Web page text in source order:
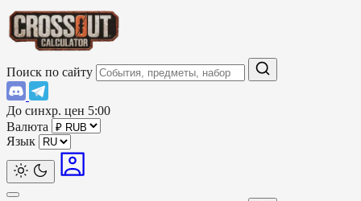
Поиск по сайту
До синхр. цен 5:00
Валюта
Язык